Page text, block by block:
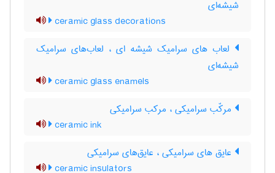
شیشه‌ای
ceramic glass decorations
لعاب های سرامیک شیشه ای ، لعاب‌های سرامیک
شیشه‌ای
ceramic glass enamels
مرکّب سرامیکی ، مرکب سرامیکی
ceramic ink
عایق های سرامیکی ، عایق‌های سرامیکی
ceramic insulators